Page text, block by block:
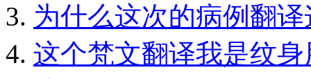
为什么这次的病例翻
这个梵文翻译我是纹